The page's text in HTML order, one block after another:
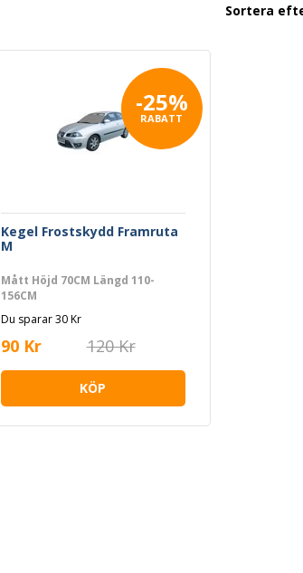
Sortera
-25%
RABATT
Kegel Frostskydd Framruta
M
Mått Höjd 70CM Längd 110-
156CM
Du sparar 30 Kr
90 Kr 120 Kr
KÖP